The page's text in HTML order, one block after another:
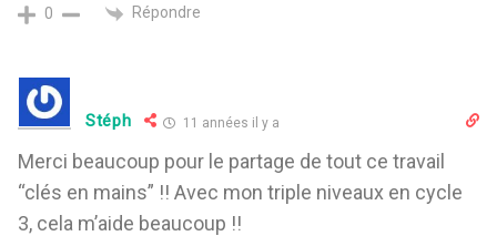
0 Répondre
Stéph 11 années il y a
Merci beaucoup pour le partage de tout ce travail
“clés en mains” !! Avec mon triple niveaux en cycle
3, cela m’aide beaucoup !!